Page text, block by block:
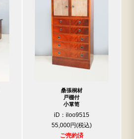
桑張桐材
戸棚付
小箪笥
iD：iloo9515
55,000円
ご売約済